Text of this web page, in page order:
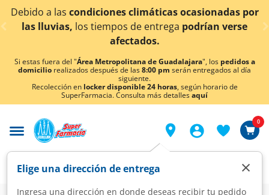
< div class="carousel-inner">
a lascondiciones climáticas ocasionadas por
lluvias,los tiempos de entregapodrían verse
afectados.
Si estas fuera del "Área Metropolitana de Guadalajara", los pedidos a
domicilio realizados después de las8:00 pm serán entregados al día
siguiente.
Recolección en locker disponible 24 horas, según horario de
SuperFarmacia. Consulta más detallesaquí
Elige una dirección de entrega
Ingresa una dirección en donde deseas recibir tu pedido
×
0